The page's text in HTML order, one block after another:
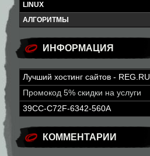
LINUX
АЛГОРИТМЫ
ИНФОРМАЦИЯ
Лучший хостинг сайтов - REG.RU
Промокод 5% скидки на услуги
39CC-C72F-6342-560A
КОММЕНТАРИИ